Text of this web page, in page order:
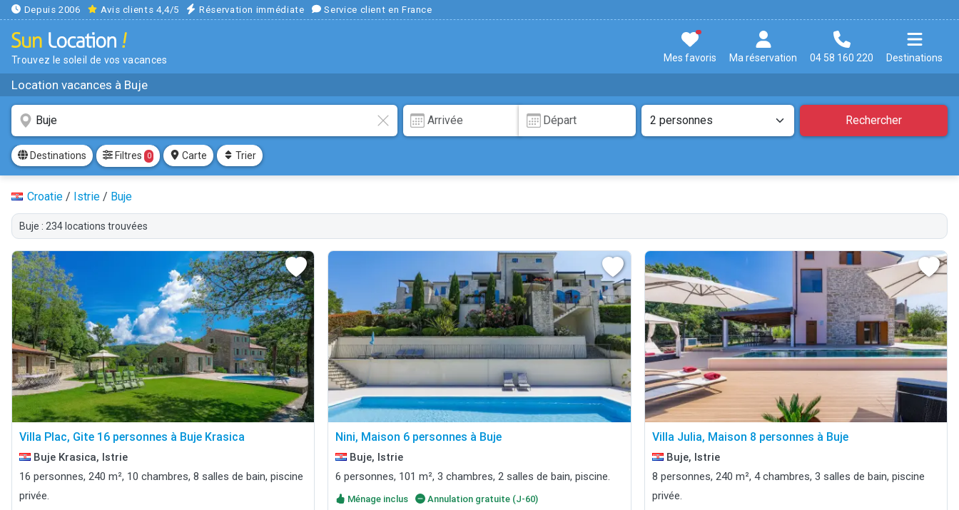
Depuis 2006 Avis clients 4,4/5 Réservation immédiate Service client en France
Trouvez le soleil de vos vacances Mes favoris Ma réservation 04 58 160 220 Destinations
Location vacances à Buje
Rechercher
Destinations Filtres 0 Carte Trier
Croatie / Istrie / Buje
Buje : 234 locations trouvées
Villa Plac, Gite 16 personnes à Buje Krasica
Buje Krasica, Istrie
16 personnes, 240 m², 10 chambres, 8 salles de bain, piscine
privée.
Nini, Maison 6 personnes à Buje
Buje, Istrie
6 personnes, 101 m², 3 chambres, 2 salles de bain, piscine.
Ménage inclus Annulation gratuite (J-60)
Villa Julia, Maison 8 personnes à Buje
Buje, Istrie
8 personnes, 240 m², 4 chambres, 3 salles de bain, piscine
privée.